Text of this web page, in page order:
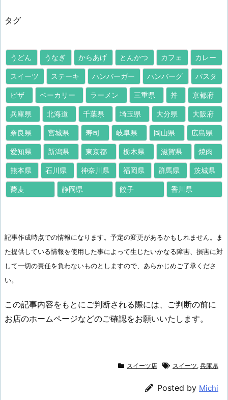
タグ
うどん うなぎ からあげ とんかつ カフェ カレー
スイーツ ステーキ ハンバーガー ハンバーグ パスタ
ピザ ベーカリー ラーメン 三重県 丼 京都府
兵庫県 北海道 千葉県 埼玉県 大分県 大阪府
奈良県 宮城県 寿司 岐阜県 岡山県 広島県
愛知県 新潟県 東京都 栃木県 滋賀県 焼肉
熊本県 石川県 神奈川県 福岡県 群馬県 茨城県
蕎麦 静岡県 餃子 香川県
記事作成時点での情報になります。予定の変更があるかもしれません。ま
た提供している情報を使用した事によって生じたいかなる障害、損害に対
して一切の責任を負わないものとしますので、あらかじめご了承くださ
い。
この記事内容をもとにご判断される際には、ご判断の前に
お店のホームページなどのご確認をお願いいたします。
スイーツ店 スイーツ, 兵庫県
Posted by Michi